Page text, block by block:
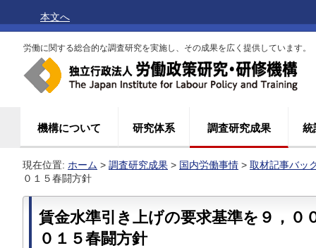
本文へ
労働に関する総合的な調査研究を実施し、その成果を広く提供しています。
機構について 研究体系 調査研究成果 統
現在位置: ホーム > 調査研究成果 > 国内労働事情 > 取材記事バッ
０１５春闘方針
賃金水準引き上げの要求基準を９，０
０１５春闘方針